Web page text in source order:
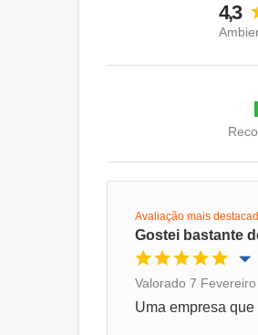
4,3
Avaliação mais
Gostei bastante
Oportunidade de
Valorado 7
Uma empresa